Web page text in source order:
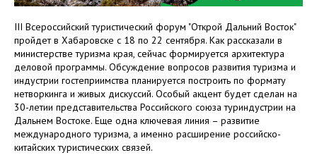
III Всероссийский туристический форум "Открой Дальний Восток"
пройдет в Хабаровске с 18 по 22 сентября. Как рассказали в
министерстве туризма края, сейчас формируется архитектура
деловой программы. Обсуждение вопросов развития туризма и
индустрии гостеприимства планируется построить по формату
нетворкинга и живых дискуссий. Особый акцент будет сделан на
30-летии представительства Российского союза туриндустрии на
Дальнем Востоке. Еще одна ключевая линия – развитие
международного туризма, а именно расширение российско-
китайских туристических связей.